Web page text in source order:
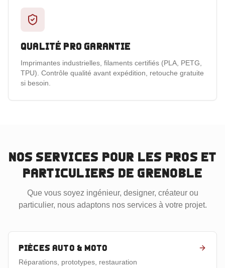
Qualité pro garantie
Imprimantes industrielles, filaments certifiés (PLA, PETG,
TPU). Contrôle qualité avant expédition, retouche gratuite
si besoin.
Nos services pour les pros et
particuliers de Grenoble
Que vous soyez ingénieur, designer, créateur ou
particulier, nous adaptons nos services à votre projet.
Pièces auto & moto
Réparations, prototypes, restauration